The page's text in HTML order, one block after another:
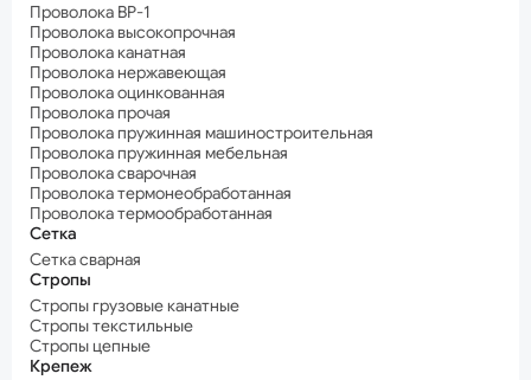
Проволока ВР-1
Проволока высокопрочная
Проволока канатная
Проволока нержавеющая
Проволока оцинкованная
Проволока прочая
Проволока пружинная машиностроительная
Проволока пружинная мебельная
Проволока сварочная
Проволока термонеобработанная
Проволока термообработанная
Сетка
Сетка сварная
Стропы
Стропы грузовые канатные
Стропы текстильные
Стропы цепные
Крепеж